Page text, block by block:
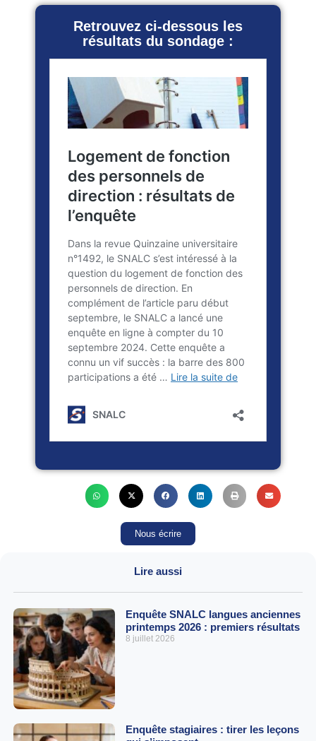
Retrouvez ci-dessous les
résultats du sondage :
Nous écrire
Lire aussi
Enquête SNALC langues anciennes
printemps 2026 : premiers résultats
8 juillet 2026
Enquête stagiaires : tirer les leçons